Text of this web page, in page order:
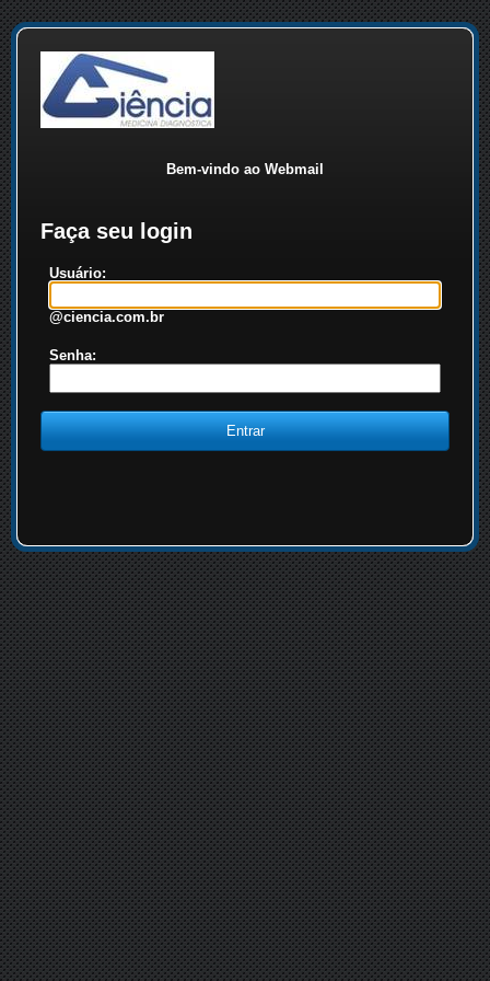
Bem-vindo ao Webmail
Faça seu login
Usuário:
@ciencia.com.br
Senha: